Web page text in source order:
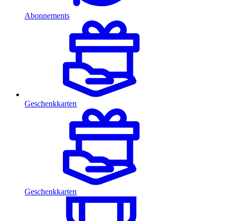
Abonnements
Geschenkkarten
Geschenkkarten